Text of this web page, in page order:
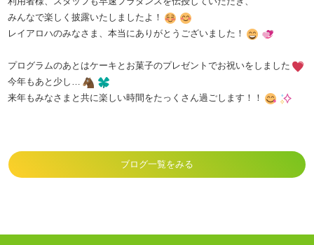
みんなで楽しく披露いたしましたよ！
レイアロハのみなさま、本当にありがとうございました！
プログラムのあとはケーキとお菓子のプレゼントでお祝いをしました
今年もあと少し…
来年もみなさまと共に楽しい時間をたっくさん過ごします！！
ブログ一覧をみる